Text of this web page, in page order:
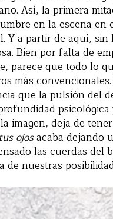
Así, la primera
en la escena en
Y a partir de aquí, sin
Bien por falta de
parece que todo lo
más
que la pulsión del
imagen, deja de
ojosacaba dejando
las cuerdas del
nuestras